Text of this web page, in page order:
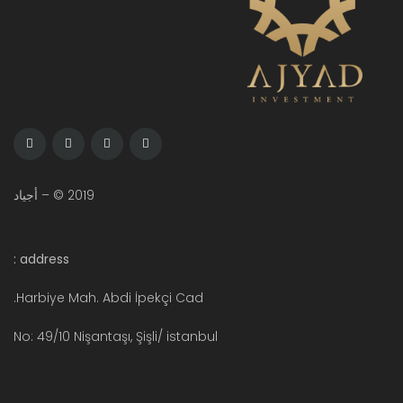
2019 © – أجياد
address :
Harbiye Mah. Abdi İpekçi Cad.
No: 49/10 Nişantaşı, Şişli/ istanbul